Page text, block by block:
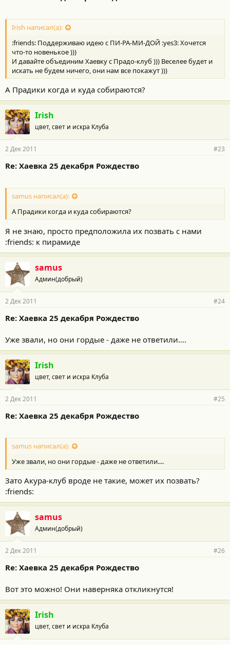
Irish написал(а):
:friends: Поддерживаю идею с ПИ-РА-МИ-ДОЙ :yes3: Хочется
что-то новенькое )))
И давайте объединим Хаевку с Прадо-клуб ))) Веселее будет и
искать не будем ничего, они нам все покажут )))
А Прадики когда и куда собираются?
Irish
цвет, свет и искра Клуба
2 Дек 2011 #23
Re: Хаевка 25 декабря Рождество
samus написал(а):
А Прадики когда и куда собираются?
Я не знаю, просто предположила их позвать с нами
:friends: к пирамиде
samus
Админ(добрый)
2 Дек 2011 #24
Re: Хаевка 25 декабря Рождество
Уже звали, но они гордые - даже не ответили....
Irish
цвет, свет и искра Клуба
2 Дек 2011 #25
Re: Хаевка 25 декабря Рождество
samus написал(а):
Уже звали, но они гордые - даже не ответили....
Зато Акура-клуб вроде не такие, может их позвать?
:friends:
samus
Админ(добрый)
2 Дек 2011 #26
Re: Хаевка 25 декабря Рождество
Вот это можно! Они наверняка откликнутся!
Irish
цвет, свет и искра Клуба